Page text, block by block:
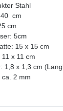
Stahl
40 cm
cm
5cm
15 x 15 cm
x 11 cm
1,8 x 1,3 cm
ca. 2 mm